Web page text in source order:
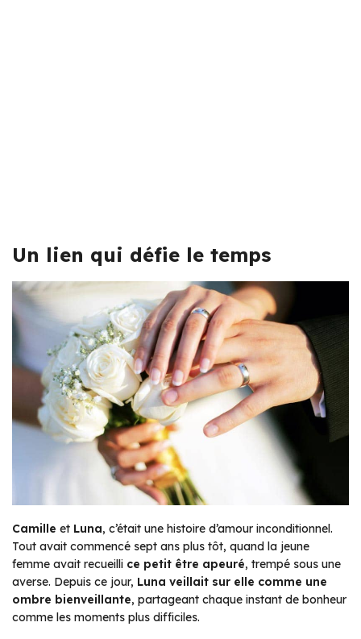
Un lien qui défie le temps
Camille et Luna, c’était une histoire d’amour inconditionnel.
Tout avait commencé sept ans plus tôt, quand la jeune
femme avait recueilli ce petit être apeuré, trempé sous une
averse. Depuis ce jour, Luna veillait sur elle comme une
ombre bienveillante, partageant chaque instant de bonheur
comme les moments plus difficiles.